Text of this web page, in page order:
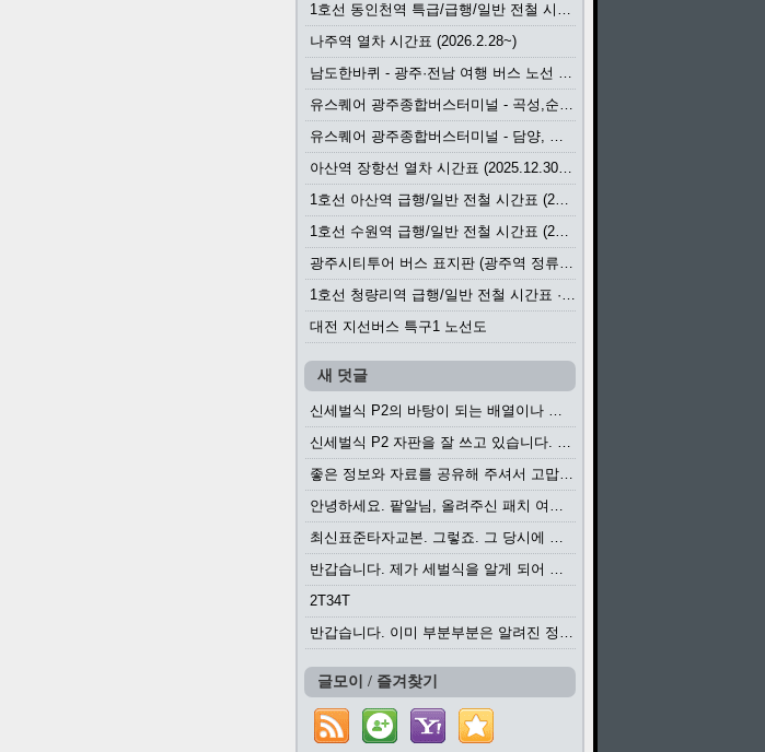
1호선 동인천역 특급/급행/일반 전철 시간표 (2026.2.28~)
나주역 열차 시간표 (2026.2.28~)
남도한바퀴 - 광주·전남 여행 버스 노선 (2026.3.1~5.31)
유스퀘어 광주종합버스터미널 - 곡성,순천／화순,보성,율포 방면 시외버스 시간표 (2026.1.31)
유스퀘어 광주종합버스터미널 - 담양, 순창, 남원, 무주, 장수, 거창, 대구 방면 시외버스 시간표 (2026...
아산역 장항선 열차 시간표 (2025.12.30 기준) (무궁화호, ITX-마음, 새마을호, 서해금빛열차)
1호선 아산역 급행/일반 전철 시간표 (2025.12.30~)
1호선 수원역 급행/일반 전철 시간표 (2025.12.30~)
광주시티투어 버스 표지판 (광주역 정류장) (2024?)
1호선 청량리역 급행/일반 전철 시간표 · 노선도 (2025.12.30~)
대전 지선버스 특구1 노선도
새 덧글
신세벌식 P2의 바탕이 되는 배열이나 주요 기능...
신세벌식 P2 자판을 잘 쓰고 있습니다. 쓰기 편리...
좋은 정보와 자료를 공유해 주셔서 고맙습니다....
안녕하세요. 팥알님, 올려주신 패치 여러모로 감사...
최신표준타자교본. 그렇죠. 그 당시에 최신 표준...
반갑습니다. 제가 세벌식을 알게 되어 세벌식 써...
2T34T
반갑습니다. 이미 부분부분은 알려진 정보들이...
글모이 / 즐겨찾기